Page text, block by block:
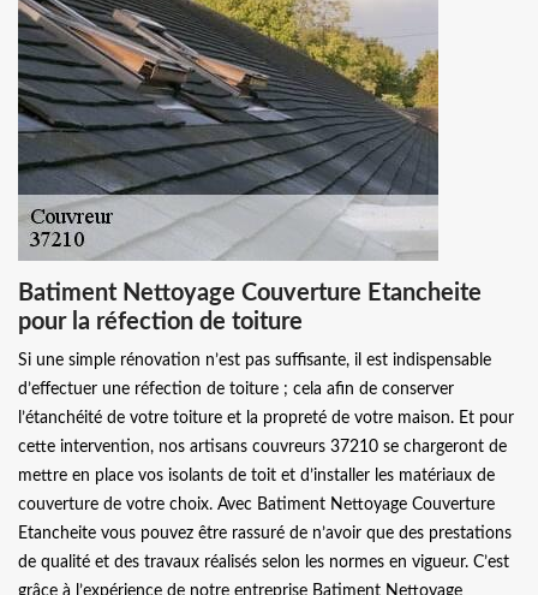
Batiment Nettoyage Couverture Etancheite
pour la réfection de toiture
Si une simple rénovation n’est pas suffisante, il est indispensable
d’effectuer une réfection de toiture ; cela afin de conserver
l’étanchéité de votre toiture et la propreté de votre maison. Et pour
cette intervention, nos artisans couvreurs 37210 se chargeront de
mettre en place vos isolants de toit et d’installer les matériaux de
couverture de votre choix. Avec Batiment Nettoyage Couverture
Etancheite vous pouvez être rassuré de n’avoir que des prestations
de qualité et des travaux réalisés selon les normes en vigueur. C’est
grâce à l’expérience de notre entreprise Batiment Nettoyage